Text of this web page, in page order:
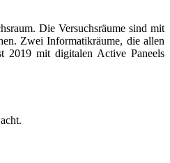
Die Versuchsräume sind mit
Zwei Informatikräume, die allen
2019 mit digitalen Active Paneels